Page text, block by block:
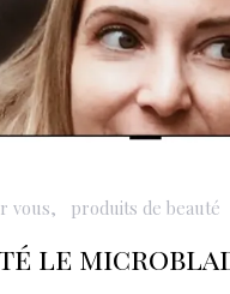
vous produits de beauté
le